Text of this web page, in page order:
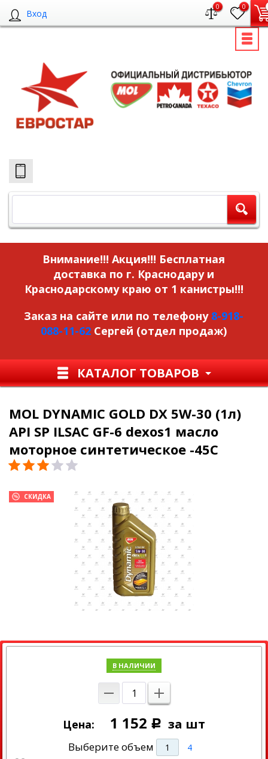
Вход
0 0
Внимание!!! Акция!!! Бесплатная
доставка по г. Краснодару и
Краснодарскому краю от 1 канистры!!!
Заказ на сайте или по телефону 8-918-
088-11-62 Сергей (отдел продаж)
КАТАЛОГ ТОВАРОВ
MOL DYNAMIC GOLD DX 5W-30 (1л)
API SP ILSAC GF-6 dexos1 масло
моторное синтетическое -45С
СКИДКА
В НАЛИЧИИ
Цена: 1 152 Р за шт
Выберите объем 1 4